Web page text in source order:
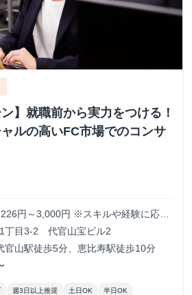
】就職前から実力をつける！
ルの高いFC市場でのコンサ
円～3,000円 ※スキルや経験に応じ
ます。 月給: 230,000円〜 ※毎月行う
給の可能性あり ※年間の昇給平均額
円 /入社1年半 500,000円 /入社2年
丁目3-2 代官山宝ビル2
官山駅徒歩5分、恵比寿駅徒歩10分
週3日以上推奨 土日OK 半日OK